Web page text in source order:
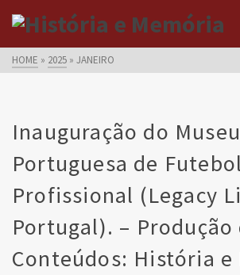
HOME » 2025 » JANEIRO
Inauguração do
Portuguesa de Futebol
Profissional (Legacy
Portugal). – Produção
Conteúdos: História e